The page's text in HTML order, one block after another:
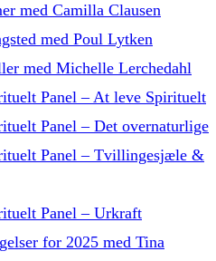
med Camilla Clausen
med Poul Lytken
med Michelle Lerchedahl
Panel – At leve Spirituelt
Panel – Det overnaturlige
Panel – Tvillingesjæle &
Panel – Urkraft
for 2025 med Tina